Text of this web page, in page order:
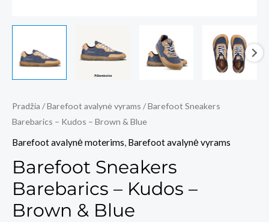
Pradžia /Barefoot avalynė vyrams / Barefoot Sneakers
Barebarics – Kudos – Brown & Blue
Barefoot avalynė moterims, Barefoot avalynė vyrams
Barefoot Sneakers
Barebarics – Kudos –
Brown & Blue